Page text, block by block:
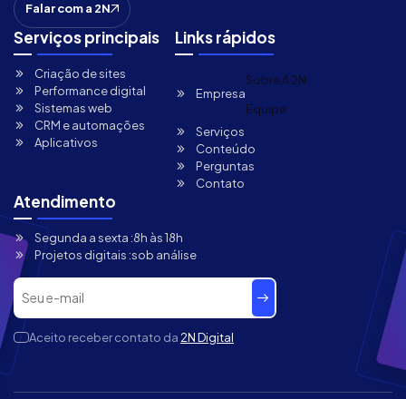
Falar com a 2N
Serviços principais
Criação de sites
Performance digital
Sistemas web
CRM e automações
Aplicativos
Links rápidos
Empresa
Sobre A 2N
Equipe
Serviços
Conteúdo
Perguntas
Contato
Atendimento
Segunda a sexta :8h às 18h
Projetos digitais :sob análise
Aceito receber contato da 2N Digital